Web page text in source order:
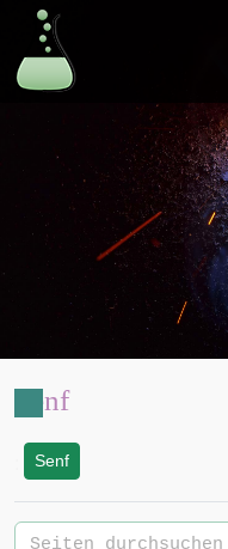
Senf
Senf